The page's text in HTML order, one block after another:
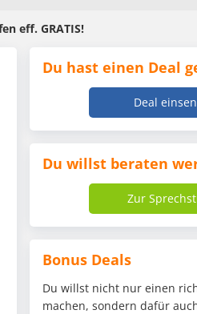
eff. GRATIS!
Du hast einen Deal
Deal
Du willst beraten
Zur
Bonus Deals
Du willst nicht nur einen
machen, sondern dafür